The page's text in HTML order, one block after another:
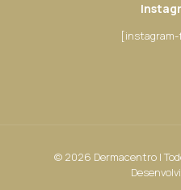
© 2026 Dermacentro |